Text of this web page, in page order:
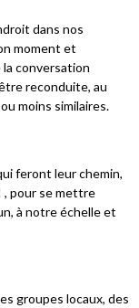
dans nos
moment et
la conversation
reconduite, au
moins similaires.
feront leur chemin,
, pour se mettre
à notre échelle et
groupes locaux, des